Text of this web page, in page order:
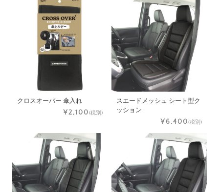
クロスオーバー 傘入れ
¥2,100(税別)
スエードメッシュ シート型ク
ッション
¥6,400(税別)